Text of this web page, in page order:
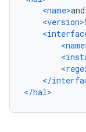
<name>
<version>
</
</hal>